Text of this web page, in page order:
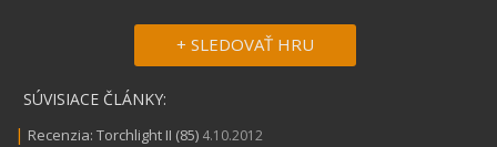
+ SLEDOVAŤ HRU
SÚVISIACE ČLÁNKY:
| Recenzia: Torchlight II (85) 4.10.2012